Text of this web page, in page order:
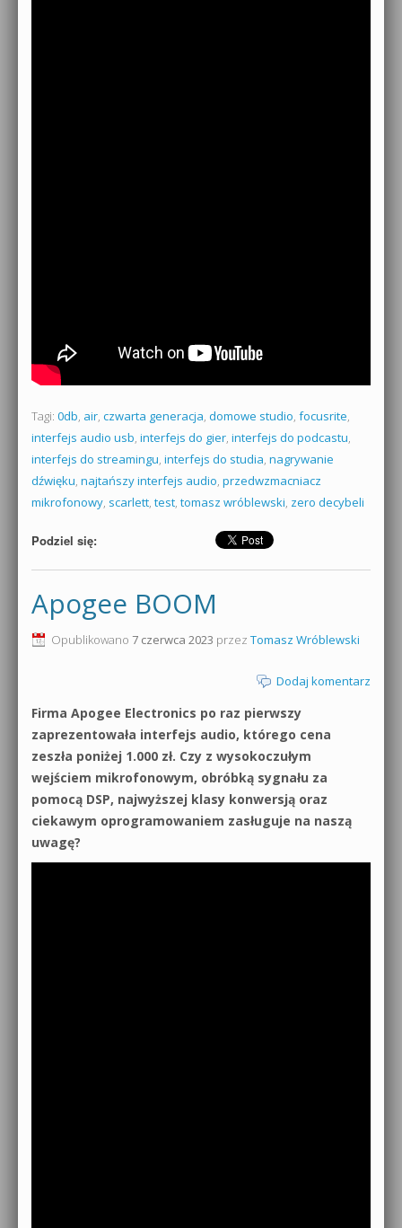
Tagi: 0db, air, czwarta generacja, domowe studio, focusrite,
interfejs audio usb, interfejs do gier, interfejs do podcastu,
interfejs do streamingu, interfejs do studia, nagrywanie
dźwięku, najtańszy interfejs audio, przedwzmacniacz
mikrofonowy, scarlett, test, tomasz wróblewski, zero decybeli
Podziel się:
Apogee BOOM
Opublikowano 7 czerwca 2023 przez Tomasz Wróblewski
Dodaj komentarz
Firma Apogee Electronics po raz pierwszy
zaprezentowała interfejs audio, którego cena
zeszła poniżej 1.000 zł. Czy z wysokoczułym
wejściem mikrofonowym, obróbką sygnału za
pomocą DSP, najwyższej klasy konwersją oraz
ciekawym oprogramowaniem zasługuje na naszą
uwagę?